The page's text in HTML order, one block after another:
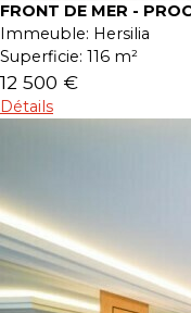
FRONT DE MER -
Immeuble: Hersilia
Superficie: 116 m²
12 500 €
Détails